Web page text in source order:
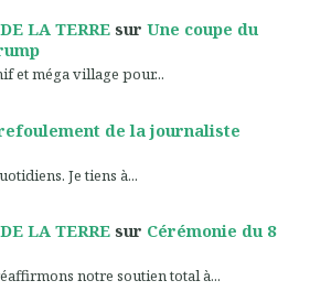
LA TERRE sur Une coupe du
et méga village pour...
de la journaliste
Je tiens à...
LA TERRE sur Cérémonie du 8
notre soutien total à...